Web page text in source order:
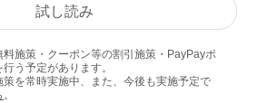
試し読み
施策・クーポン等の割引施策・PayPayポ
う予定があります。
策を常時実施中、また、今後も実施予定で
。